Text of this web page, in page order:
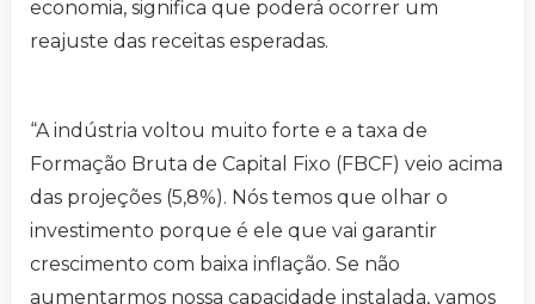
economia, significa que poderá ocorrer um
reajuste das receitas esperadas.
“A indústria voltou muito forte e a taxa de
Formação Bruta de Capital Fixo (FBCF) veio acima
das projeções (5,8%). Nós temos que olhar o
investimento porque é ele que vai garantir
crescimento com baixa inflação. Se não
aumentarmos nossa capacidade instalada, vamos